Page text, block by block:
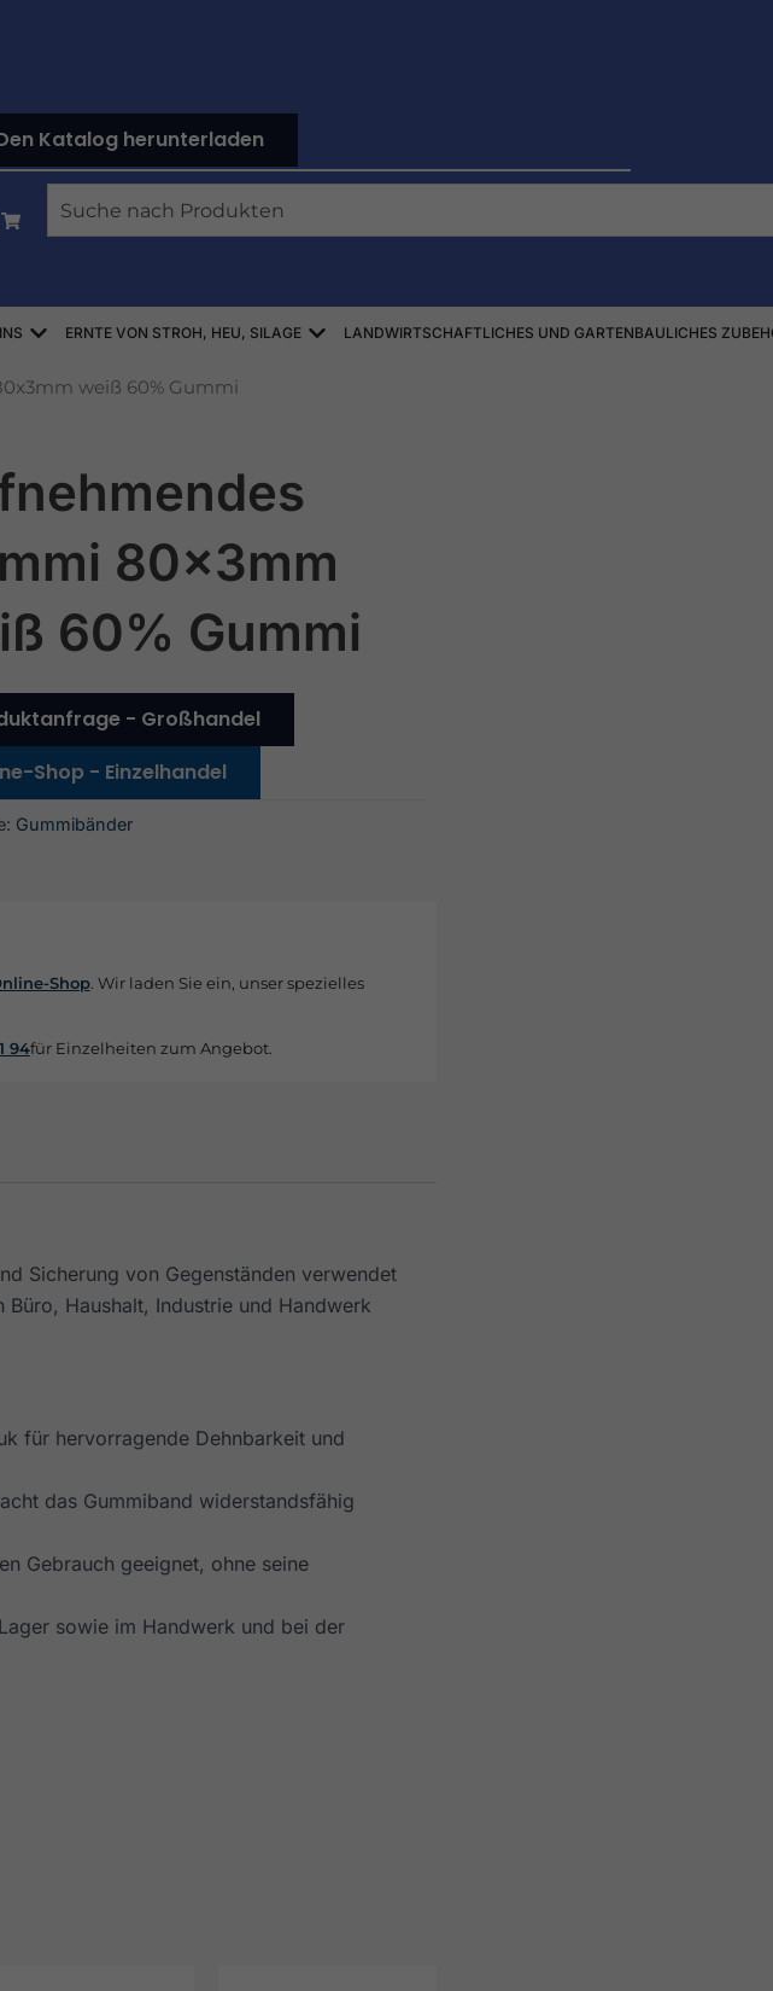
Katalog herunterladen
Suche
AŻUROWE, SIATKI
BIG-BAG
Offen PLANDEKI
ERNTE VON STROH, HEU, SILAGE Offen ZBIÓR SŁOMY, SIANA, KISZONEK
LANDWIRTSCHAFTLICHES UND GARTENBAULICHES
weiß 60% Gummi
80x3mm
60% Gummi
- Großhandel
Shop - Einzelhandel
Gummibänder
Shop. Wir laden Sie ein, unser spezielles
94für Einzelheiten zum Angebot.
Sicherung von Gegenständen verwendet
Haushalt, Industrie und Handwerk
für hervorragende Dehnbarkeit und
das Gummiband widerstandsfähig
Gebrauch geeignet, ohne seine
sowie im Handwerk und bei der